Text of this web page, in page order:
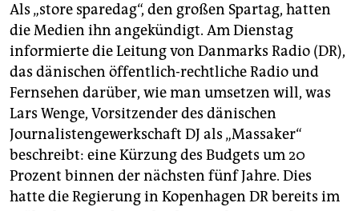
unterstützen
abo
genossenschaft
epaper login
Als „store sparedag“, den großen Spartag, hatten
die Medien ihn angekündigt. Am Dienstag
informierte die Leitung von Danmarks Radio (DR),
das dänischen öffentlich-rechtliche Radio und
Fernsehen darüber, wie man umsetzen will, was
Lars Wenge, Vorsitzender des dänischen
Journalistengewerk­schaft DJ als „Massaker“
beschreibt: eine Kürzung des Budgets um 20
Prozent binnen der nächsten fünf Jahre. Dies
hatte die Regierung in Kopenhagen DR bereits im